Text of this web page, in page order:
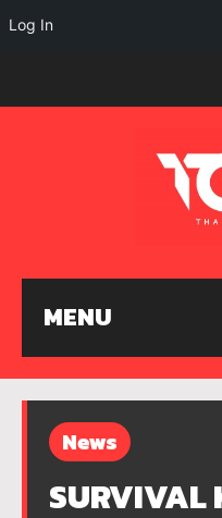
MENU
News
SURVIVAL
Log In